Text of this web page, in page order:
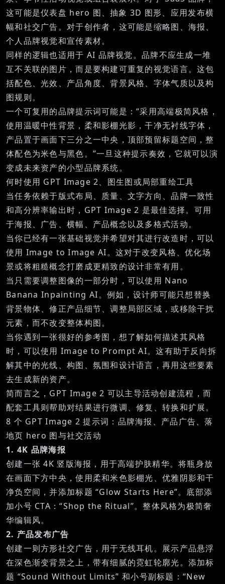
这可能是仪表盘 hero 图、抽象 3D 图形、应用发布横
幅和社交广告。对于创作者，这可能是缩略图、海报、
个人品牌视觉和宣传素材。
同样的逻辑也适用于 AI 品牌视觉。品牌不应生成一堆
互不关联的图片，而是要构建可重复的视觉语言。这包
括配色、光效、产品角度、背景风格、字体气质以及构
图规则。
一个可复用的品牌提示词可能是：“采用高端极简风格，
使用温暖中性背景，柔和影棚光影，干净无衬线字体，
产品置于画面下三分之一中央，顶部预留标题空间，整
体配色为米色与黑色。”一旦这种提示奏效，它就可以演
变成未来资产的小型品牌系统。
何时使用 GPT Image 2、图生图或局部重绘工具
当任务依赖于版式布局、质量、文字方向、品牌一致性
和高分辨率输出时，GPT Image 2 是最佳选择。可用
于海报、广告、横幅、产品概念以及多格式活动。
当你已经有一张基础视觉并希望对其进行改造时，可以
使用 Image to Image AI。这对于改变风格、优化场
景或将粗糙概念打磨成更精致的设计非常有用。
当只需要调整图像的一部分时，可以使用 Nano
Banana Inpainting AI。例如，设计师可能只想替换
背景物体、修正产品细节、调整局部区域，或移除干扰
元素，而不改变整体构图。
当你遇到一张很好的参考图，想了解如何描述其风格
时，可以使用 Image to Prompt AI。这有助于反向拆
解其中的光线、构图、氛围和设计语言，再用这些要素
去生成新的资产。
简而言之，GPT Image 2 可以主导活动创建流程，而
配套工具则帮助对结果进行微调、修复、转换和扩展。
8 个 GPT Image 2 提示词：品牌海报、产品广告、落
地页 hero 图与社交活动
1. 4K 品牌海报
创建一张 4K 竖版海报，用于高端护肤精华。将瓶身放
在画面下方中央，使用柔和米色影棚光、优雅阴影和干
净负空间，并添加标题 “Glow Starts Here”。底部添
加小号 CTA：“Shop the Ritual”。整体风格为极简奢
华编辑风。
2. 产品发布广告
创建一则方形社交广告，用于无线耳机。展示产品悬浮
在深色渐变背景之上，带有细腻的霓虹轮廓光。添加标
题 “Sound Without Limits” 和小号副标题：“New